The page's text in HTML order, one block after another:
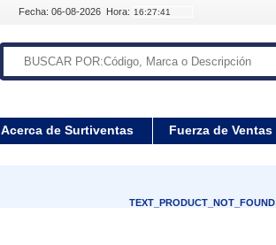
Fecha: 06-08-2026 Hora:
Acerca de Surtiventas Fuerza de Ventas
TEXT_PRODUCT_NOT_FOUND